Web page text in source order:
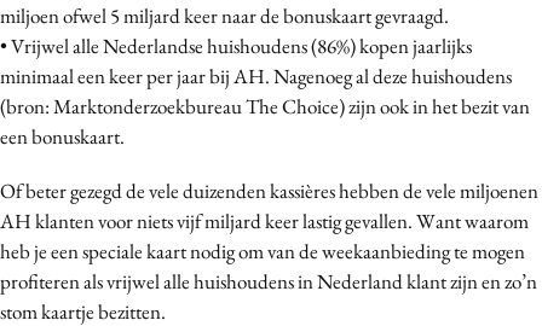
Influencer marketing
Interne communicatie
Martech
Media
PR
Programmatic
Purpose Marketing
Reputatie & crisis
miljoen ofwel 5 miljard keer naar de bonuskaart gevraagd.
• Vrijwel alle Nederlandse huishoudens (86%) kopen jaarlijks
minimaal een keer per jaar bij AH. Nagenoeg al deze huishoudens
(bron: Marktonderzoekbureau The Choice) zijn ook in het bezit van
een bonuskaart.
Of beter gezegd de vele duizenden kassières hebben de vele miljoenen
AH klanten voor niets vijf miljard keer lastig gevallen. Want waarom
heb je een speciale kaart nodig om van de weekaanbieding te mogen
profiteren als vrijwel alle huishoudens in Nederland klant zijn en zo’n
stom kaartje bezitten.